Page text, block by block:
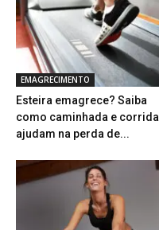
EMAGRECIMENTO
Esteira emagrece? Saiba
como caminhada e corrida
ajudam na perda de...